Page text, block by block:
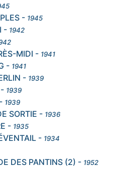
- 1945
- 1942
MIDI - 1941
- 1941
- 1939
- 1939
- 1939
SORTIE - 1936
- 1935
- 1934
DES PANTINS (2) - 1952